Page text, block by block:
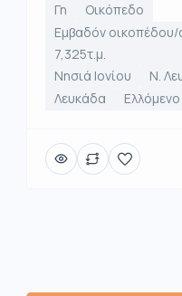
Γη
Οικόπεδο
Εμβαδόν οικοπέδου/
7,325τ.μ.
Νησιά Ιονίου
Ν.
Λευκάδα
Ελλόμενο